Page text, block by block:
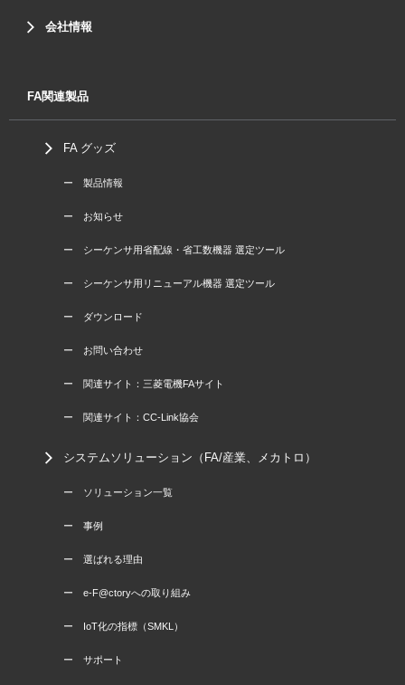
会社情報
FA関連製品
FA グッズ
ー 製品情報
ー お知らせ
ー シーケンサ用省配線・省工数機器 選定ツール
ー シーケンサ用リニューアル機器 選定ツール
ー ダウンロード
ー お問い合わせ
ー 関連サイト：三菱電機FAサイト
ー 関連サイト：CC-Link協会
システムソリューション（FA/産業、メカトロ）
ー ソリューション一覧
ー 事例
ー 選ばれる理由
ー e-F@ctoryへの取り組み
ー IoT化の指標（SMKL）
ー サポート